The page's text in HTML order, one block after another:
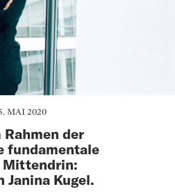
MAI 2020
der
fundamentale
Mittendrin:
Janina Kugel.